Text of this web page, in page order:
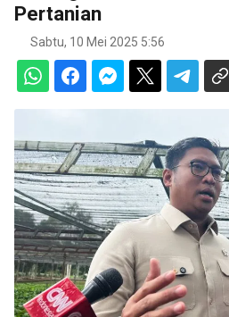
Pertanian
Sabtu, 10 Mei 2025 5:56